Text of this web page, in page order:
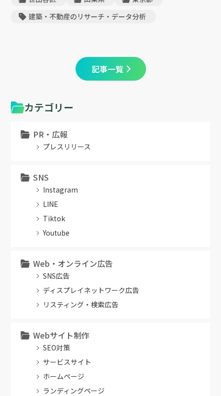
建築・不動産のリサーチ・データ分析
記事一覧
カテゴリー
PR・広報
プレスリリース
SNS
Instagram
LINE
Tiktok
Youtube
Web・オンライン広告
SNS広告
ディスプレイネットワーク広告
リスティング・検索広告
Webサイト制作
SEO対策
サービスサイト
ホームページ
ランディングページ